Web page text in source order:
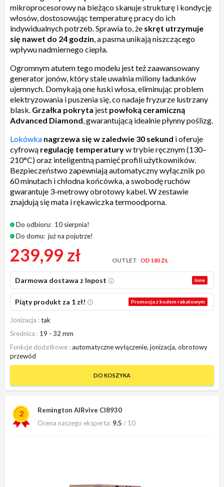
mikroprocesorowy na bieżąco skanuje strukturę i kondycję
włosów, dostosowując temperaturę pracy do ich
indywidualnych potrzeb. Sprawia to, że skręt utrzymuje
się nawet do 24 godzin, a pasma unikają niszczącego
wpływu nadmiernego ciepła.
Ogromnym atutem tego modelu jest też zaawansowany
generator jonów, który stale uwalnia miliony ładunków
ujemnych. Domykają one łuski włosa, eliminując problem
elektryzowania i puszenia się, co nadaje fryzurze lustrzany
blask. Grzałka pokryta jest powłoką ceramiczną
Advanced Diamond, gwarantującą idealnie płynny poślizg.
Lokówka nagrzewa się w zaledwie 30 sekund i oferuje
cyfrową regulację temperaturyw trybie ręcznym (130–
210°C) oraz inteligentną pamięć profili użytkowników.
Bezpieczeństwo zapewniają automatyczny wyłącznik po
60 minutach i chłodna końcówka, a swobodę ruchów
gwarantuje 3-metrowy obrotowy kabel. W zestawie
znajdują się mata i rękawiczka termoodporna.
Do odbioru: 10 sierpnia!
Do domu: już na pojutrze!
239,99 zł OUTLET OD 180 ZŁ
Inne
Darmowa dostawa z Inpost
Promocja z kodem rabatowym
Piąty produkt za 1 zł!
Jonizacja
tak
Średnica
19 - 32 mm
Funkcje dodatkowe automatyczne wyłączenie, jonizacja, obrotowy
przewód
DO KOSZYKA
2
Remington AIRvive CI8930
Ocena naszego eksperta: 9.5 / 10